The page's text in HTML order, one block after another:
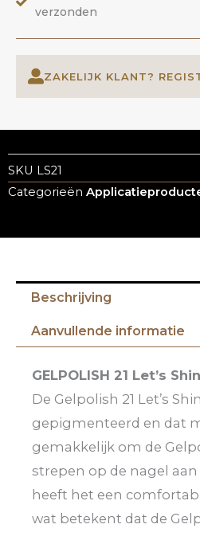
verzonden
ZAKELIJK KLANT?
SKU LS21
Categorieën
Beschrijving
Aanvullende informatie
GELPOLISH 21 Let’s
De Gelpolish 21 Let’s
gepigmenteerd en dat
gemakkelijk om de
strepen op de nagel
heeft het een
wat betekent dat de